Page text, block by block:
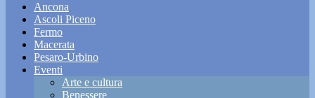
Ancona
Ascoli Piceno
Fermo
Macerata
Pesaro-Urbino
Eventi
Arte e cultura
Benessere